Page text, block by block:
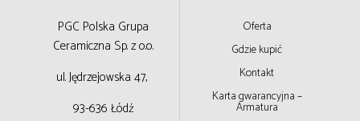
PGC Polska Grupa
Ceramiczna Sp. z o.o.
ul. Jędrzejowska 47,
93-636 Łódź
Oferta
Gdzie kupić
Kontakt
Karta gwarancyjna –
Armatura